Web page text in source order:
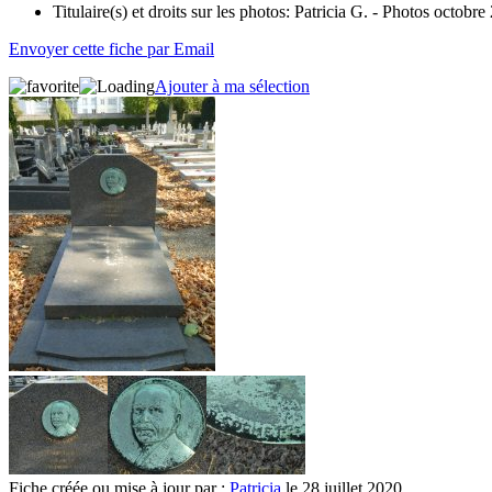
Titulaire(s) et droits sur les photos: Patricia G. - Photos octobre
Envoyer cette fiche par Email
Ajouter à ma sélection
Fiche créée ou mise à jour par : Patricia le 28 juillet 2020